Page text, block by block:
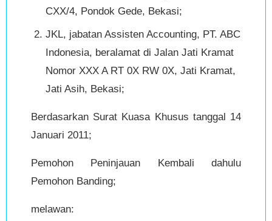
CXX/4, Pondok Gede, Bekasi;
JKL, jabatan Assisten Accounting, PT. ABC
Indonesia, beralamat di Jalan Jati Kramat
Nomor XXX A RT 0X RW 0X, Jati Kramat,
Jati Asih, Bekasi;
Berdasarkan Surat Kuasa Khusus tanggal 14
Januari 2011;
Pemohon Peninjauan Kembali dahulu
Pemohon Banding;
melawan: